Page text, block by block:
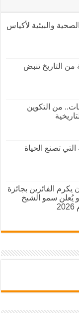
والبيئية لأكياس
التاريخ تنبض
من التكوين
تصنع الحياة
يكرم الفائزين بجائزة
و يُعلن سمو الشيخ